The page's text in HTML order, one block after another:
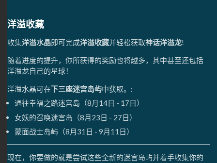
洋溢收藏
收集洋溢水晶即可完成洋溢收藏并轻松获取神话洋溢龙!
随着进度的提升，你所获得的奖励也将越多，其中甚至还包括
洋溢龙自己的星球！
洋溢水晶可在下三座迷宫岛屿中获取。:
通往幸福之路迷宫岛（8月14日 - 17日）
女妖的召唤迷宫岛（8月23日 - 27日）
蒙面战士岛屿（8月31日 - 9月11日）
现在，你要做的就是尝试这些全新的迷宫岛屿并着手收集你的